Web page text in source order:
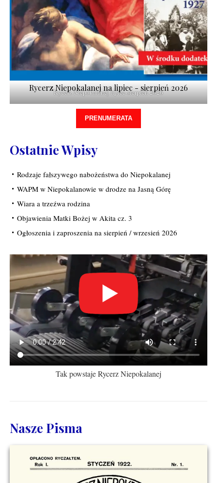
Rycerz Niepokalanej lipiec-sierpień 2026
Rycerz Niepokalanej na lipiec - sierpień 2026
PRENUMERATA
Ostatnie Wpisy
Rodzaje fałszywego nabożeństwa do Niepokalanej
WAPM w Niepokalanowie w drodze na Jasną Górę
Wiara a trzeźwa rodzina
Objawienia Matki Bożej w Akita cz. 3
Ogłoszenia i zaproszenia na sierpień / wrzesień 2026
Tak powstaje Rycerz Niepokalanej
Nasze Pisma